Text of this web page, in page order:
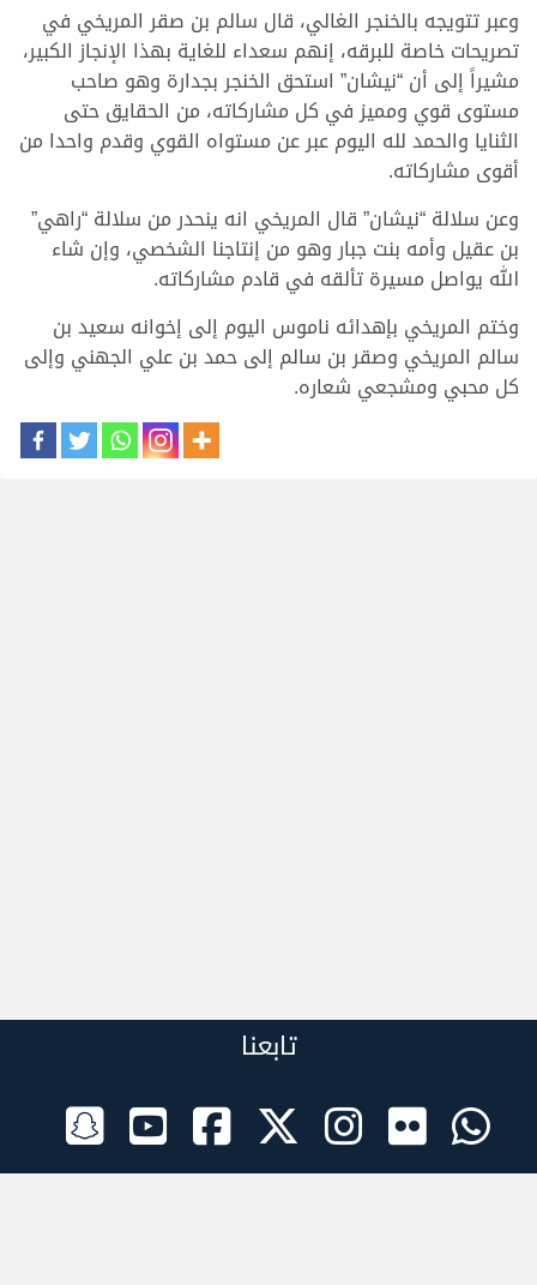
وعبر تتويجه بالخنجر الغالي، قال سالم بن صقر المريخي في
تصريحات خاصة للبرقه، إنهم سعداء للغاية بهذا الإنجاز الكبير،
مشيراً إلى أن “نيشان” استحق الخنجر بجدارة وهو صاحب
مستوى قوي ومميز في كل مشاركاته، من الحقايق حتى
الثنايا والحمد لله اليوم عبر عن مستواه القوي وقدم واحدا من
أقوى مشاركاته.
وعن سلالة “نيشان” قال المريخي انه ينحدر من سلالة “راهي”
بن عقيل وأمه بنت جبار وهو من إنتاجنا الشخصي، وإن شاء
الله يواصل مسيرة تألقه في قادم مشاركاته.
وختم المريخي بإهدائه ناموس اليوم إلى إخوانه سعيد بن
سالم المريخي وصقر بن سالم إلى حمد بن علي الجهني وإلى
كل محبي ومشجعي شعاره.
تابعنا